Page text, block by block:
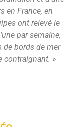
en France, en
ont relevé le
par semaine,
bords de mer
contraignant. »